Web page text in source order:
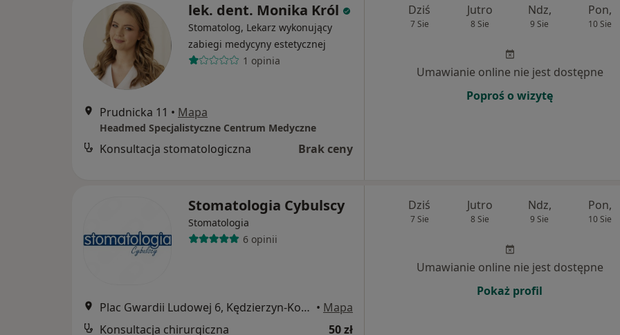
lek. dent. Monika Król
Stomatolog, Lekarz wykonujący
zabiegi medycyny estetycznej
1 opinia
Prudnicka 11 • Mapa
Headmed Specjalistyczne Centrum Medyczne
Konsultacja stomatologiczna Brak ceny
Dziś
7 Sie
Jutro
8 Sie
Ndz,
9 Sie
Pon,
10 Sie
Umawianie online nie jest dostępne
Poproś o wizytę
Stomatologia Cybulscy
Stomatologia
6 opinii
Plac Gwardii Ludowej 6, Kędzierzyn-Koźle • Mapa
Konsultacja chirurgiczna
50 zł
Dziś
7 Sie
Jutro
8 Sie
Ndz,
9 Sie
Pon,
10 Sie
Umawianie online nie jest dostępne
Pokaż profil